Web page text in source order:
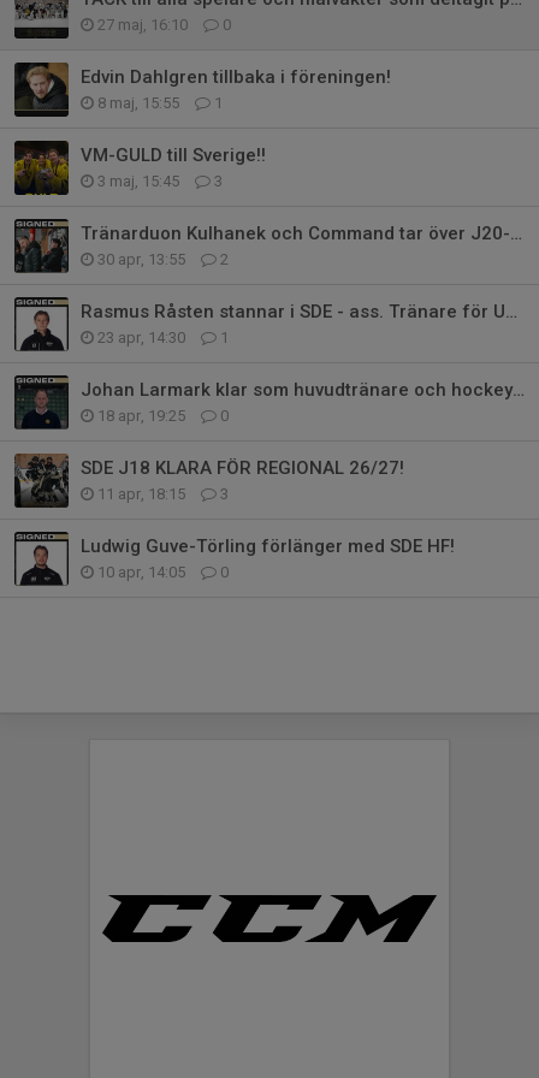
27 maj, 16:10 0
Edvin Dahlgren tillbaka i föreningen!
8 maj, 15:55 1
VM-GULD till Sverige!!
3 maj, 15:45 3
Tränarduon Kulhanek och Command tar över J20-laget
30 apr, 13:55 2
Rasmus Råsten stannar i SDE - ass. Tränare för U15 och instruktör på HG!
23 apr, 14:30 1
Johan Larmark klar som huvudtränare och hockeygymnasieansvarig!
18 apr, 19:25 0
SDE J18 KLARA FÖR REGIONAL 26/27!
11 apr, 18:15 3
Ludwig Guve-Törling förlänger med SDE HF!
10 apr, 14:05 0